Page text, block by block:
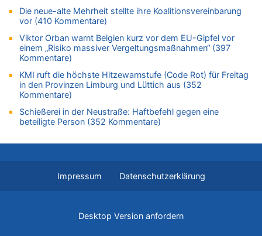
08.08.2026 - 19:00 von Peter G zu
Leipzig, Mechernich und die Frage: Wer steckt hinter den
Drohnen mit Strengstoff? War es Russland?
08.08.2026 - 18:48 von Marcel Scholzen Eimerscheid zu
Leipzig, Mechernich und die Frage: Wer steckt hinter den
Drohnen mit Strengstoff? War es Russland?
08.08.2026 - 18:41 von JoKrings zu
Leipzig, Mechernich und die Frage: Wer steckt hinter den
Drohnen mit Strengstoff? War es Russland?
08.08.2026 - 18:39 von JoKrings zu
Belgier knackt Jackpot bei Lotterie EuroMillions und gewinnt
Belgier knackt Jackpot bei Lotterie EuroMillions und gewinnt
Die neue-alte Mehrheit stellte ihre Koalitionsvereinbarung
vor (410 Kommentare)
Viktor Orban warnt Belgien kurz vor dem EU-Gipfel vor
einem „Risiko massiver Vergeltungsmaßnahmen“ (397
Kommentare)
KMI ruft die höchste Hitzewarnstufe (Code Rot) für Freitag
in den Provinzen Limburg und Lüttich aus (352
Kommentare)
Schießerei in der Neustraße: Haftbefehl gegen eine
beteiligte Person (352 Kommentare)
Impressum Datenschutzerklärung
Desktop Version anfordern